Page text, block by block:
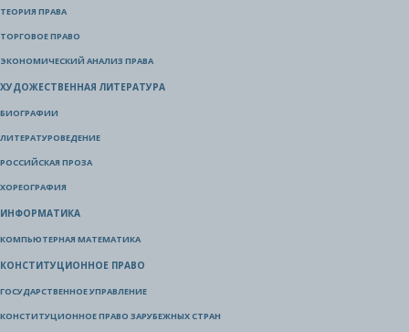
ТЕОРИЯ ПРАВА
ТОРГОВОЕ ПРАВО
ЭКОНОМИЧЕСКИЙ АНАЛИЗ ПРАВА
ХУДОЖЕСТВЕННАЯ ЛИТЕРАТУРА
БИОГРАФИИ
ЛИТЕРАТУРОВЕДЕНИЕ
РОССИЙСКАЯ ПРОЗА
ХОРЕОГРАФИЯ
ИНФОРМАТИКА
КОМПЬЮТЕРНАЯ МАТЕМАТИКА
КОНСТИТУЦИОННОЕ ПРАВО
ГОСУДАРСТВЕННОЕ УПРАВЛЕНИЕ
КОНСТИТУЦИОННОЕ ПРАВО ЗАРУБЕЖНЫХ СТРАН